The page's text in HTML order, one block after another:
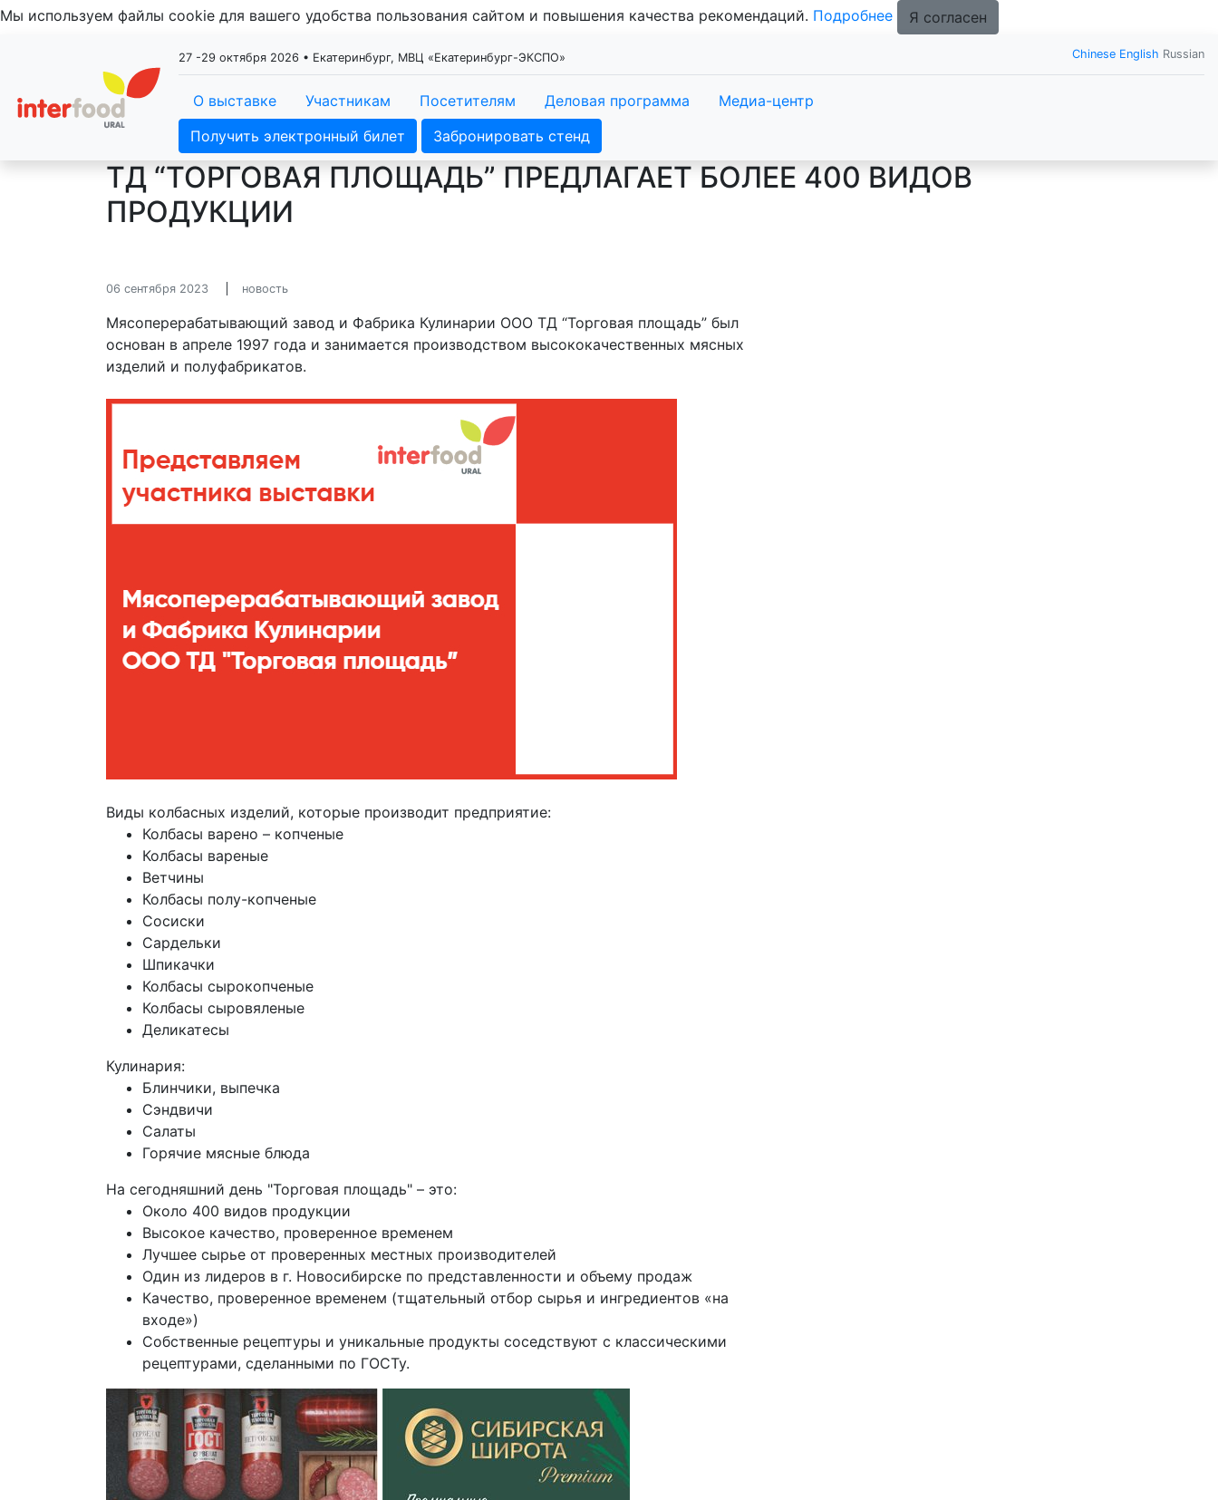
Мы используем файлы cookie для вашего удобства пользования сайтом и повышения качества рекомендаций. Подробнее Я согласен
27 -29 октября 2026 • Екатеринбург, МВЦ «Екатеринбург-ЭКСПО» Chinese English Russian
О выставке Участникам Посетителям Деловая программа
Медиа-центр
Получить электронный билет
Забронировать стенд
ТД “ТОРГОВАЯ ПЛОЩАДЬ” ПРЕДЛАГАЕТ БОЛЕЕ 400 ВИДОВ
ПРОДУКЦИИ
06 сентября 2023 новость
Мясоперерабатывающий завод и Фабрика Кулинарии ООО ТД “Торговая площадь” был
основан в апреле 1997 года и занимается производством высококачественных мясных
изделий и полуфабрикатов.
Виды колбасных изделий, которые производит предприятие:
Колбасы варено – копченые
Колбасы вареные
Ветчины
Колбасы полу-копченые
Сосиски
Сардельки
Шпикачки
Колбасы сырокопченые
Колбасы сыровяленые
Деликатесы
Кулинария:
Блинчики, выпечка
Сэндвичи
Салаты
Горячие мясные блюда
На сегодняшний день "Торговая площадь" – это:
Около 400 видов продукции
Высокое качество, проверенное временем
Лучшее сырье от проверенных местных производителей
Один из лидеров в г. Новосибирске по представленности и объему продаж
Качество, проверенное временем (тщательный отбор сырья и ингредиентов «на
входе»)
Собственные рецептуры и уникальные продукты соседствуют с классическими
рецептурами, сделанными по ГОСТу.